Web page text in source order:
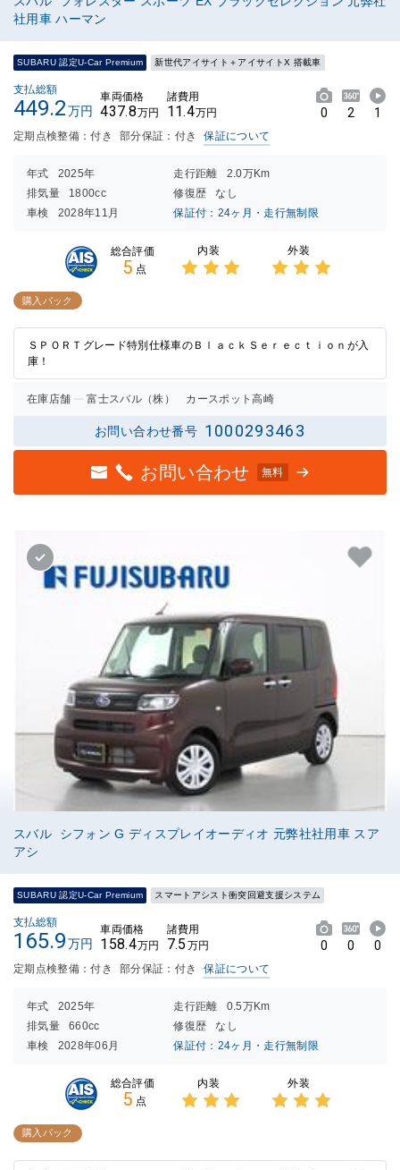
社用車 ハーマン
SUBARU 認定U-Car Premium 新世代アイサイト＋アイサイトX 搭載車
支払総額
449.2万円
車両価格
437.8万円
諸費用
11.4万円 0 2 1
定期点検整備：付き 部分保証：付き 保証について
年式 2025年 走行距離
2.0万Km
排気量
1800cc 修復歴
なし
車検
2028年11月 保証付：24ヶ月・走行無制限
総合評価
5 点
内装 外装
購入パック
ＳＰＯＲＴグレード特別仕様車のＢｌａｃｋＳｅｒｅｃｔｉｏｎが入
庫！
在庫店舗 富士スバル（株） カースポット高崎
お問い合わせ番号 1000293463
お問い合わせ 無料
スバル シフォン G ディスプレイオーディオ 元弊社社用車 スア
アシ
SUBARU 認定U-Car Premium スマートアシスト衝突回避支援システム
支払総額
165.9万円
車両価格
158.4万円
諸費用
7.5 万円 0 0 0
定期点検整備：付き 部分保証：付き 保証について
年式 2025年 走行距離
0.5万Km
排気量
660cc 修復歴
なし
車検
2028年06月 保証付：24ヶ月・走行無制限
総合評価
5 点
内装 外装
購入パック